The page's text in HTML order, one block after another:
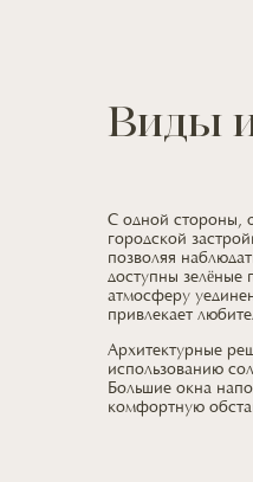
Виды
С одной стороны,
городской
позволяя
доступны зелёные
атмосферу
привлекает
Архитектурные
использованию
Большие окна
комфортную